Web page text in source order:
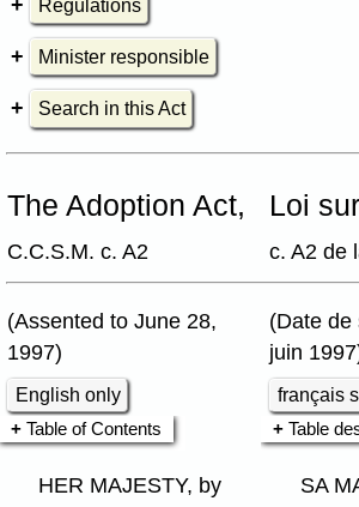
Regulations
Minister responsible
Search in this Act
The Adoption Act,
C.C.S.M. c. A2
Loi
c. A2 de
(Assented to June 28,
1997)
(Date de
juin
English only
français
Table of Contents
Table
HER MAJESTY, by
SA